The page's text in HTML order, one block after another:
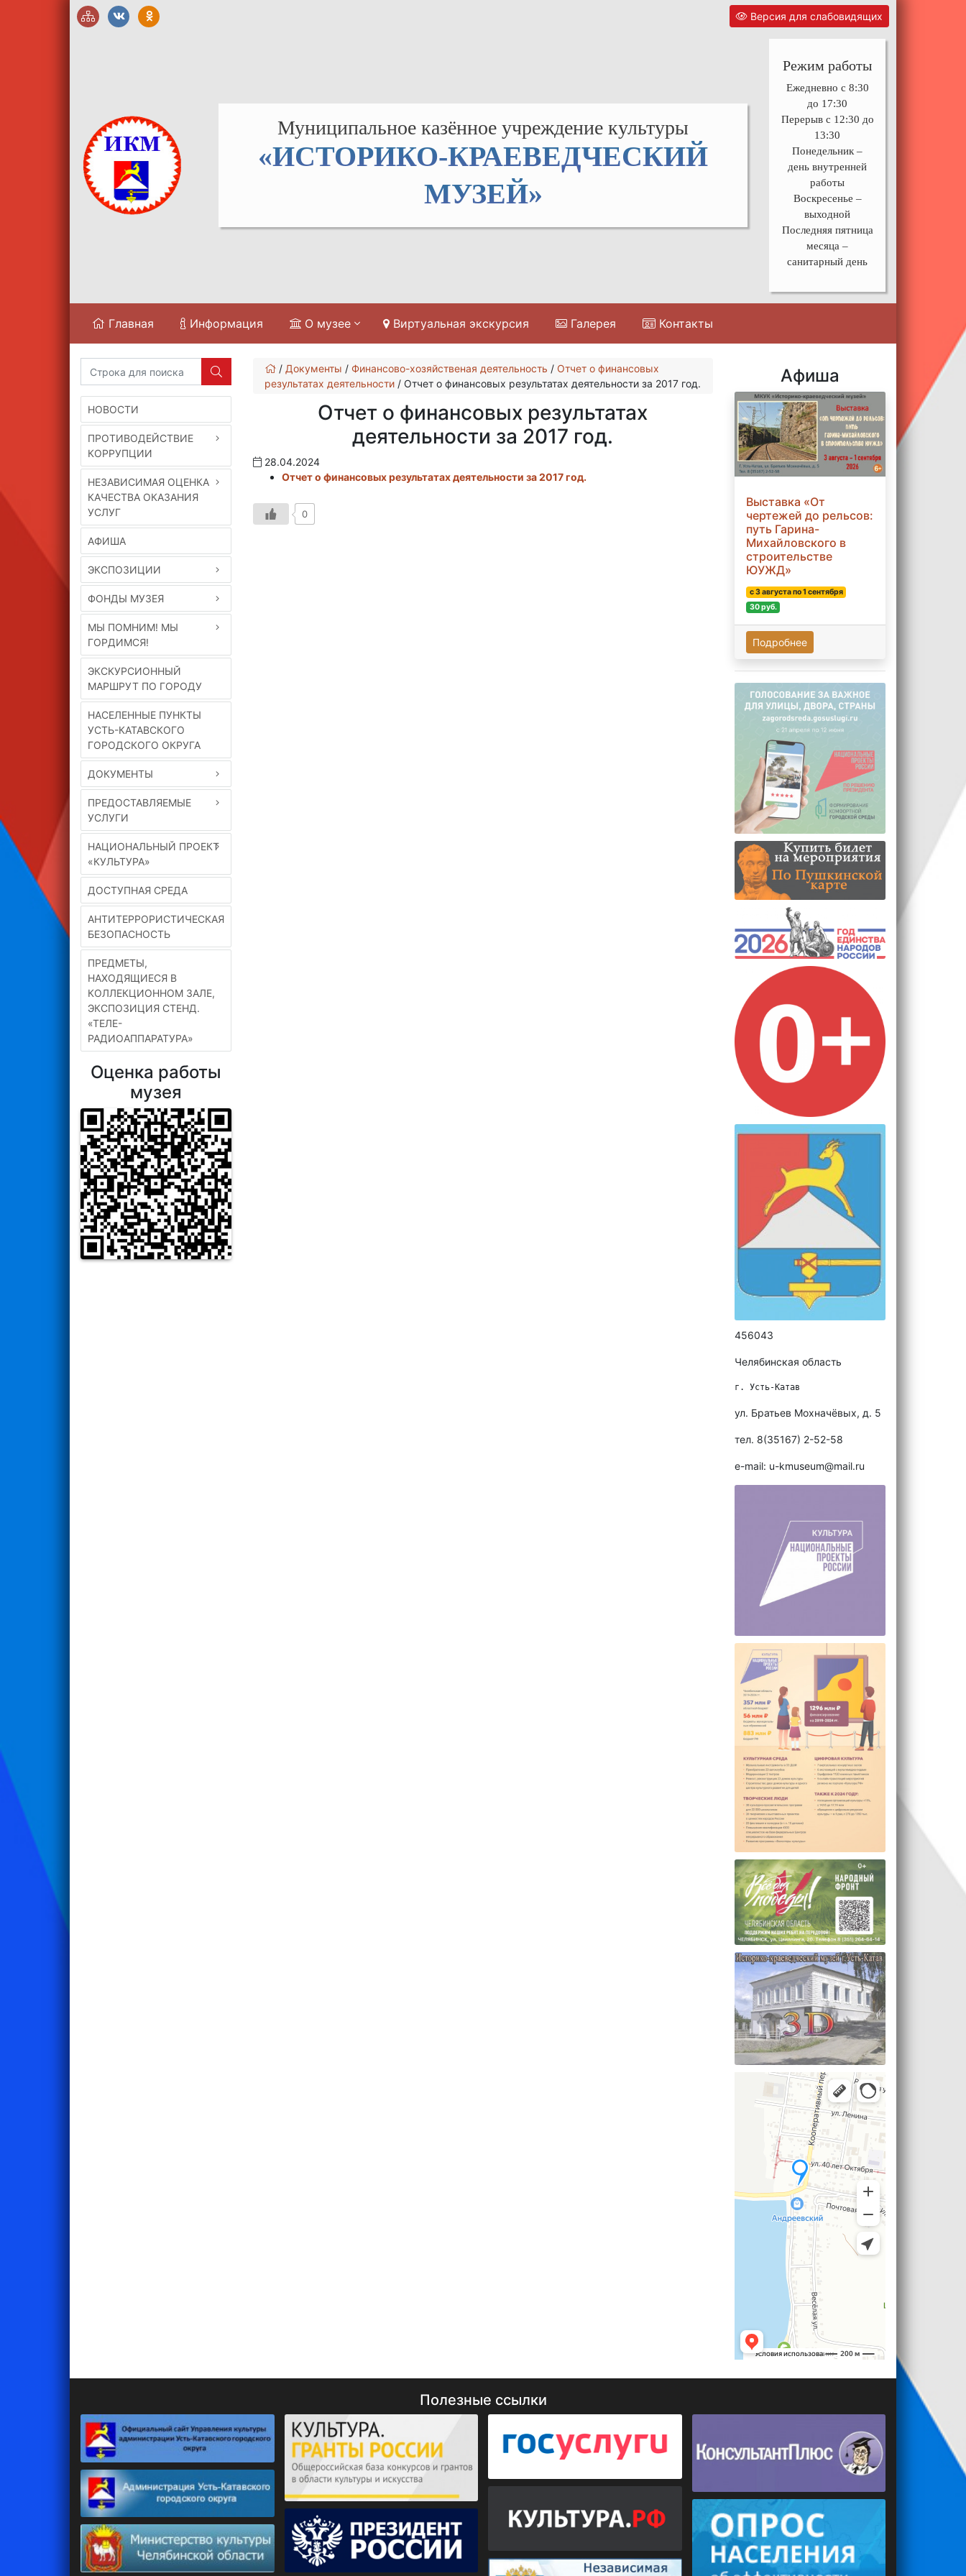
Версия для слабовидящих
Муниципальное казённое учреждение культуры
«ИСТОРИКО-КРАЕВЕДЧЕСКИЙ
МУЗЕЙ»
Режим работы
Ежедневно с 8:30
до 17:30
Перерыв с 12:30 до
13:30
Понедельник –
день внутренней
работы
Воскресенье –
выходной
Последняя пятница
месяца –
санитарный день
Главная Информация О музее Виртуальная экскурсия Галерея Контакты
НОВОСТИ
ПРОТИВОДЕЙСТВИЕ
КОРРУПЦИИ
НЕЗАВИСИМАЯ ОЦЕНКА
КАЧЕСТВА ОКАЗАНИЯ
УСЛУГ
АФИША
ЭКСПОЗИЦИИ
ФОНДЫ МУЗЕЯ
МЫ ПОМНИМ! МЫ
ГОРДИМСЯ!
ЭКСКУРСИОННЫЙ
МАРШРУТ ПО ГОРОДУ
НАСЕЛЕННЫЕ ПУНКТЫ
УСТЬ-КАТАВСКОГО
ГОРОДСКОГО ОКРУГА
ДОКУМЕНТЫ
ПРЕДОСТАВЛЯЕМЫЕ
УСЛУГИ
НАЦИОНАЛЬНЫЙ ПРОЕКТ
«КУЛЬТУРА»
ДОСТУПНАЯ СРЕДА
АНТИТЕРРОРИСТИЧЕСКАЯ
БЕЗОПАСНОСТЬ
ПРЕДМЕТЫ,
НАХОДЯЩИЕСЯ В
КОЛЛЕКЦИОННОМ ЗАЛЕ,
ЭКСПОЗИЦИЯ СТЕНД.
«ТЕЛЕ-
РАДИОАППАРАТУРА»
Оценка работы
музея
/ Документы / Финансово-хозяйственая деятельность / Отчет о финансовых
результатах деятельности/ Отчет о финансовых результатах деятельности за 2017 год.
Отчет о финансовых результатах
деятельности за 2017 год.
28.04.2024
Отчет о финансовых результатах деятельности за 2017 год.
0
Афиша
Выставка «От
чертежей до рельсов:
путь Гарина-
Михайловского в
строительстве
ЮУЖД»
с 3 августа по 1 сентября
30 руб.
Подробнее
456043
Челябинская область
г. Усть-Катав
ул. Братьев Мохначёвых, д. 5
тел. 8(35167) 2-52-58
e-mail: u-kmuseum@mail.ru
Полезные ссылки